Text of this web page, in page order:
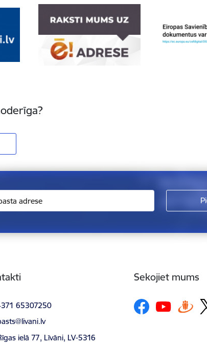
65307250
pasts:
ielā 77, Līvāni, LV-5316
Sekojiet mums